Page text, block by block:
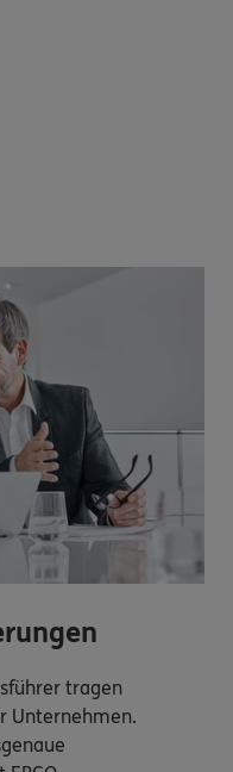
tragen
Unternehmen.